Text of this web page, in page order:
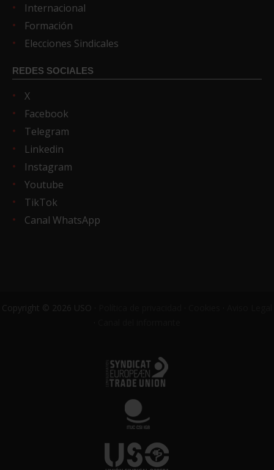
Internacional
Formación
Elecciones Sindicales
REDES SOCIALES
X
Facebook
Telegram
Linkedin
Instagram
Youtube
TikTok
Canal WhatsApp
Copyright © 2026 USO ·